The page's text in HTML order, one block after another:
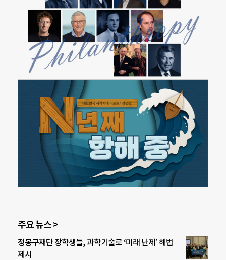
주요 뉴스 >
정몽구재단 장학생들, 과학기술로 ‘미래 난제’ 해법
제시